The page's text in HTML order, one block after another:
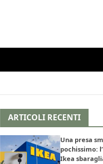
ARTICOLI RECENTI
Una presa
pochissimo:
Ikea